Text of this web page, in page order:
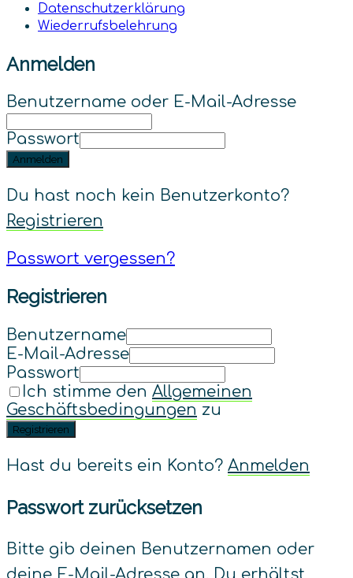
Datenschutz­erklärung
Wiederrufsbelehrung
Anmelden
Benutzername oder E-Mail-Adresse
Passwort
Anmelden
Du hast noch kein Benutzerkonto?
Registrieren
Passwort vergessen?
Registrieren
Benutzername
E-Mail-Adresse
Passwort
Ich stimme den Allgemeinen
Geschäftsbedingungen zu
Registrieren
Hast du bereits ein Konto? Anmelden
Passwort zurücksetzen
Bitte gib deinen Benutzernamen oder
deine E-Mail-Adresse an. Du erhältst